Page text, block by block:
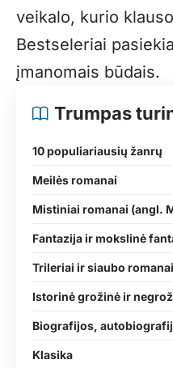
veikalo, kurio
Bestseleriai
įmanomais būdais.
Trumpas
10 populiariausių žanrų
Meilės romanai
Mistiniai romanai (angl.
Fantazija ir mokslinė
Trileriai ir siaubo romanai
Istorinė grožinė ir
Biografijos,
Klasika